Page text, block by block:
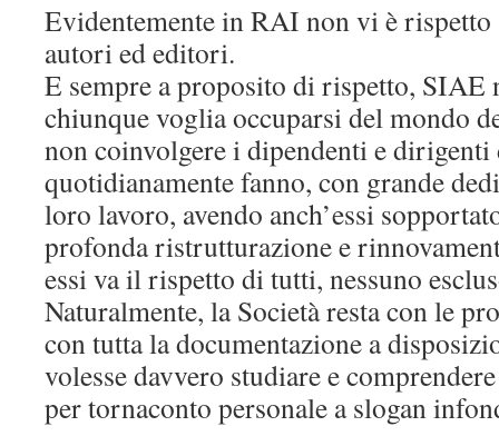
Evidentemente in RAI non vi è
autori ed editori.
E sempre a proposito di rispetto, SIAE
chiunque voglia occuparsi del mondo
non coinvolgere i dipendenti e dirigenti
quotidianamente fanno, con grande
loro lavoro, avendo anch’essi
profonda ristrutturazione e
essi va il rispetto di tutti, nessuno
Naturalmente, la Società resta con le
con tutta la documentazione a
volesse davvero studiare e
per tornaconto personale a slogan